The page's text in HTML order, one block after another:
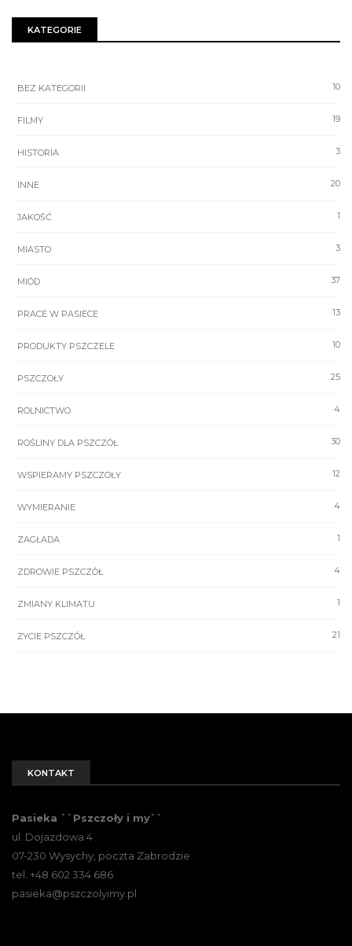
KATEGORIE
10
BEZ KATEGORII
19
FILMY
3
HISTORIA
20
INNE
1
JAKOŚĆ
3
MIASTO
37
MIÓD
13
PRACE W PASIECE
10
PRODUKTY PSZCZELE
25
PSZCZOŁY
4
ROLNICTWO
30
ROŚLINY DLA PSZCZÓŁ
12
WSPIERAMY PSZCZOŁY
4
WYMIERANIE
1
ZAGŁADA
4
ZDROWIE PSZCZÓŁ
1
ZMIANY KLIMATU
21
ŻYCIE PSZCZÓŁ
KONTAKT
Pasieka ``Pszczoły i my``
ul. Dojazdowa 4
07-230 Wysychy, poczta Zabrodzie
tel. +48 602 334 686
pasieka@pszczolyimy.pl